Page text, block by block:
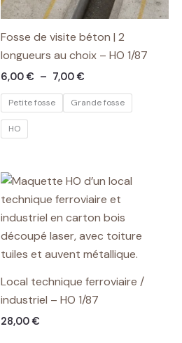
Fosse de visite béton | 2
longueurs au choix – HO 1/87
6,00 € – 7,00 €Plage
prix :
6,00 €
Petite fosse Grande fosse
HO
Local technique ferroviaire /
industriel – HO 1/87
28,00 €